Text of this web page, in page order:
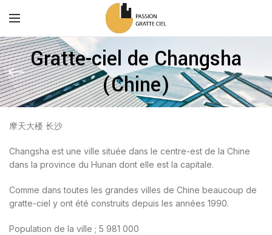
Gratte-ciel de Changsha
(Chine)
摩天大楼 长沙
Changsha est une ville située dans le centre-est de la Chine
dans la province du Hunan dont elle est la capitale.
Comme dans toutes les grandes villes de Chine beaucoup de
gratte-ciel y ont été construits depuis les années 1990.
Population de la ville ; 5 981 000